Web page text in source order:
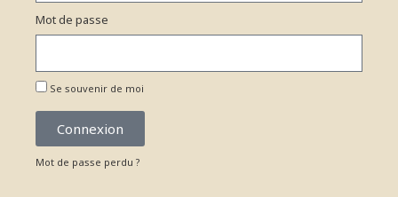
Mot de passe
Se souvenir de moi
Connexion
Mot de passe perdu ?